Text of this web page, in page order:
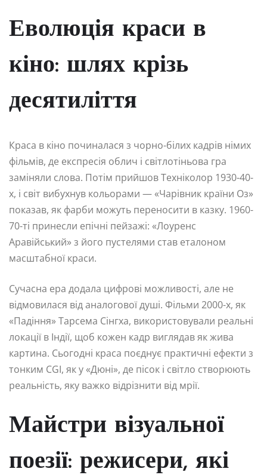
Еволюція краси в
кіно: шлях крізь
десятиліття
Краса в кіно починалася з чорно-білих кадрів німих
фільмів, де експресія облич і світлотіньова гра
заміняли слова. Потім прийшов Техніколор 1930-40-
х, і світ вибухнув кольорами — «Чарівник країни Оз»
показав, як фарби можуть переносити в казку. 1960-
70-ті принесли епічні пейзажі: «Лоуренс
Аравійський» з його пустелями став еталоном
масштабної краси.
Сучасна ера додала цифрові можливості, але не
відмовилася від аналогової душі. Фільми 2000-х, як
«Падіння» Тарсема Сінгха, використовували реальні
локації в Індії, щоб кожен кадр виглядав як жива
картина. Сьогодні краса поєднує практичні ефекти з
тонким CGI, як у «Дюні», де пісок і світло створюють
реальність, яку важко відрізнити від мрії.
Майстри візуальної
поезії: режисери, які